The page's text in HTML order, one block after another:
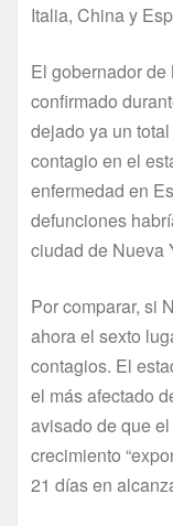
Italia, China y
El gobernador
confirmado
dejado ya un
contagio en el
enfermedad en
defunciones
ciudad de Nueva
Por comparar, si
ahora el sexto
contagios. El
el más afectado
avisado de que
crecimiento
21 días en